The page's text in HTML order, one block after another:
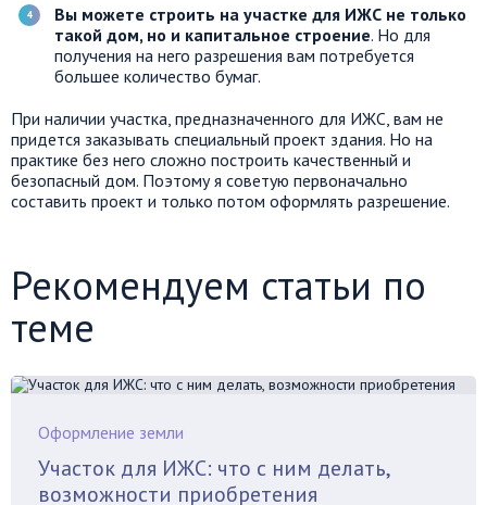
Вы можете строить на участке для ИЖС не только
такой дом, но и капитальное строение. Но для
получения на него разрешения вам потребуется
большее количество бумаг.
При наличии участка, предназначенного для ИЖС, вам не
придется заказывать специальный проект здания. Но на
практике без него сложно построить качественный и
безопасный дом. Поэтому я советую первоначально
составить проект и только потом оформлять разрешение.
Рекомендуем статьи по
теме
Оформление земли
Участок для ИЖС: что с ним делать,
возможности приобретения